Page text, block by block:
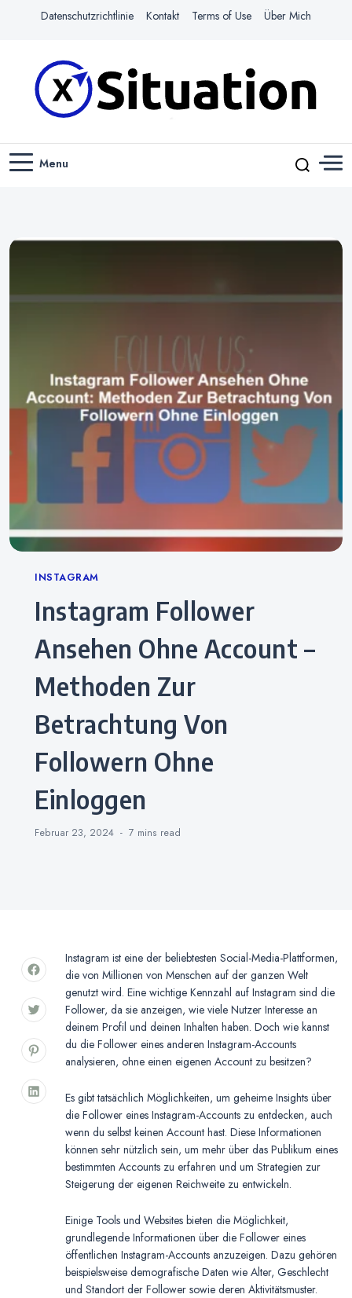
Datenschutzrichtlinie Kontakt Terms of Use Über Mich
X-SITUATION
Menu
Categories
INSTAGRAM
Instagram Follower
Ansehen Ohne Account –
Methoden Zur
Betrachtung Von
Followern Ohne
Einloggen
Februar 23, 2024 7 mins read
Instagram ist eine der beliebtesten Social-Media-Plattformen,
die von Millionen von Menschen auf der ganzen Welt
genutzt wird. Eine wichtige Kennzahl auf Instagram sind die
Follower, da sie anzeigen, wie viele Nutzer Interesse an
deinem Profil und deinen Inhalten haben. Doch wie kannst
du die Follower eines anderen Instagram-Accounts
analysieren, ohne einen eigenen Account zu besitzen?
Es gibt tatsächlich Möglichkeiten, um geheime Insights über
die Follower eines Instagram-Accounts zu entdecken, auch
wenn du selbst keinen Account hast. Diese Informationen
können sehr nützlich sein, um mehr über das Publikum eines
bestimmten Accounts zu erfahren und um Strategien zur
Steigerung der eigenen Reichweite zu entwickeln.
Einige Tools und Websites bieten die Möglichkeit,
grundlegende Informationen über die Follower eines
öffentlichen Instagram-Accounts anzuzeigen. Dazu gehören
beispielsweise demografische Daten wie Alter, Geschlecht
und Standort der Follower sowie deren Aktivitätsmuster.